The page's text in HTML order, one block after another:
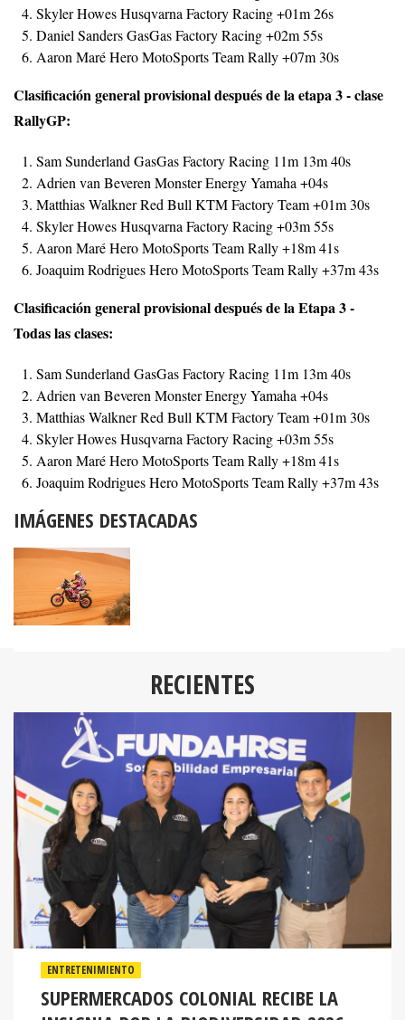
Skyler Howes Husqvarna Factory Racing +01m 26s
Daniel Sanders GasGas Factory Racing +02m 55s
Aaron Maré Hero MotoSports Team Rally +07m 30s
Clasificación general provisional después de la etapa 3 - clase
RallyGP:
Sam Sunderland GasGas Factory Racing 11m 13m 40s
Adrien van Beveren Monster Energy Yamaha +04s
Matthias Walkner Red Bull KTM Factory Team +01m 30s
Skyler Howes Husqvarna Factory Racing +03m 55s
Aaron Maré Hero MotoSports Team Rally +18m 41s
Joaquim Rodrigues Hero MotoSports Team Rally +37m 43s
Clasificación general provisional después de la Etapa 3 -
Todas las clases:
Sam Sunderland GasGas Factory Racing 11m 13m 40s
Adrien van Beveren Monster Energy Yamaha +04s
Matthias Walkner Red Bull KTM Factory Team +01m 30s
Skyler Howes Husqvarna Factory Racing +03m 55s
Aaron Maré Hero MotoSports Team Rally +18m 41s
Joaquim Rodrigues Hero MotoSports Team Rally +37m 43s
IMÁGENES DESTACADAS
RECIENTES
ENTRETENIMIENTO
SUPERMERCADOS COLONIAL RECIBE LA